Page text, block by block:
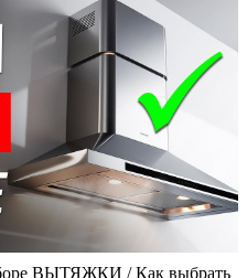
ВЫТЯЖКИ / Как выбрать